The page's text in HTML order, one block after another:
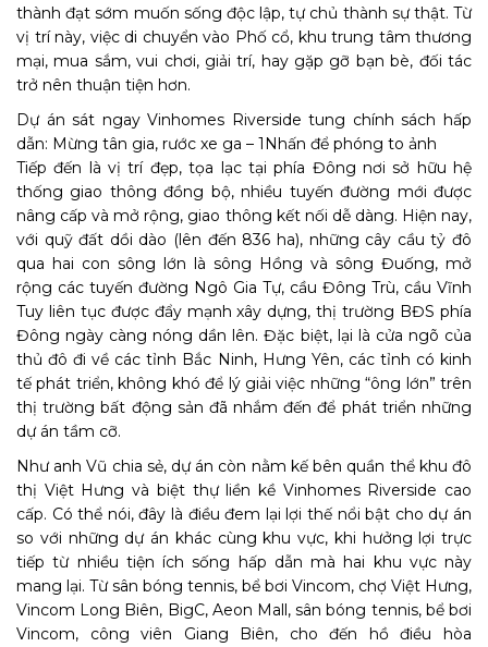
thành đạt sớm muốn sống độc lập, tự chủ thành sự thật. Từ
vị trí này, việc di chuyển vào Phố cổ, khu trung tâm thương
mại, mua sắm, vui chơi, giải trí, hay gặp gỡ bạn bè, đối tác
trở nên thuận tiện hơn.
Dự án sát ngay Vinhomes Riverside tung chính sách hấp
dẫn: Mừng tân gia, rước xe ga – 1Nhấn để phóng to ảnh
Tiếp đến là vị trí đẹp, tọa lạc tại phía Đông nơi sở hữu hệ
thống giao thông đồng bộ, nhiều tuyến đường mới được
nâng cấp và mở rộng, giao thông kết nối dễ dàng. Hiện nay,
với quỹ đất dồi dào (lên đến 836 ha), những cây cầu tỷ đô
qua hai con sông lớn là sông Hồng và sông Đuống, mở
rộng các tuyến đường Ngô Gia Tự, cầu Đông Trù, cầu Vĩnh
Tuy liên tục được đẩy mạnh xây dựng, thị trường BĐS phía
Đông ngày càng nóng dần lên. Đặc biệt, lại là cửa ngõ của
thủ đô đi về các tỉnh Bắc Ninh, Hưng Yên, các tỉnh có kinh
tế phát triển, không khó để lý giải việc những “ông lớn” trên
thị trường bất động sản đã nhắm đến để phát triển những
dự án tầm cỡ.
Như anh Vũ chia sẻ, dự án còn nằm kế bên quần thể khu đô
thị Việt Hưng và biệt thự liền kề Vinhomes Riverside cao
cấp. Có thể nói, đây là điều đem lại lợi thế nổi bật cho dự án
so với những dự án khác cùng khu vực, khi hưởng lợi trực
tiếp từ nhiều tiện ích sống hấp dẫn mà hai khu vực này
mang lại. Từ sân bóng tennis, bể bơi Vincom, chợ Việt Hưng,
Vincom Long Biên, BigC, Aeon Mall, sân bóng tennis, bể bơi
Vincom, công viên Giang Biên, cho đến hồ điều hòa